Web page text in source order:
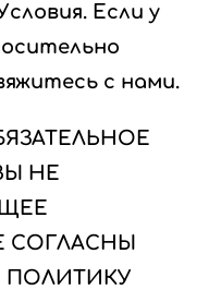
Если у
с нами.
НЕ
СОГЛАСНЫ
ПОЛИТИКУ